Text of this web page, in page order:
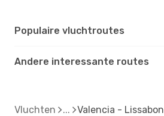
Populaire vluchtroutes
Andere interessante routes
Vluchten Valencia - Lissabon